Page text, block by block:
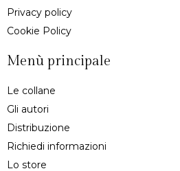
Privacy policy
Cookie Policy
Menù principale
Le collane
Gli autori
Distribuzione
Richiedi informazioni
Lo store